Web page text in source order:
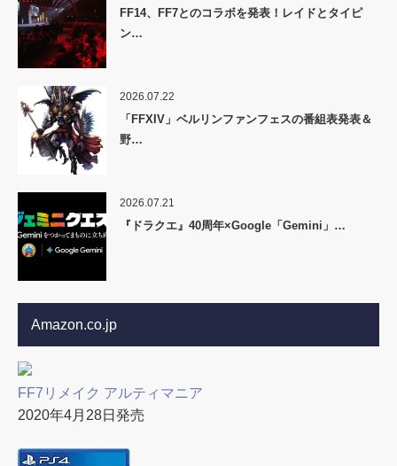
FF14、FF7とのコラボを発表！レイドとタイピ
ン…
2026.07.22
「FFXIV」ベルリンファンフェスの番組表発表＆
野…
2026.07.21
『ドラクエ』40周年×Google「Gemini」…
Amazon.co.jp
FF7リメイク アルティマニア
2020年4月28日発売